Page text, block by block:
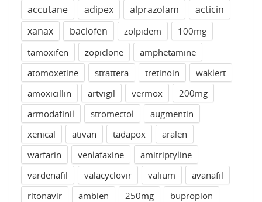
accutane
adipex alprazolam
acticin
xanax
baclofen zolpidem
100mg
tamoxifen
zopiclone
amphetamine
atomoxetine
strattera tretinoin
waklert
amoxicillin
artvigil vermox
200mg
armodafinil
stromectol
augmentin
xenical
ativan tadapox
aralen
warfarin
venlafaxine
amitriptyline
vardenafil
valacyclovir valium
avanafil
ritonavir
ambien 250mg
bupropion